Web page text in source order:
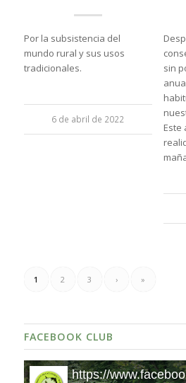
Por la subsistencia del
mundo rural y sus usos
tradicionales.
6 de abril de 2022
sin
Este
1 2 3 › »
FACEBOOK CLUB
https://